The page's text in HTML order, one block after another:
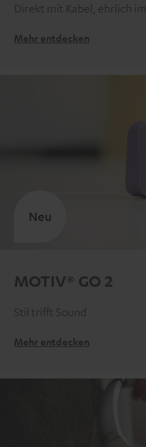
Direkt mit Kabel, ehrlich
Mehr entdecken
MOTIV® GO 2
Stil trifft Sound
Mehr entdecken
Neu